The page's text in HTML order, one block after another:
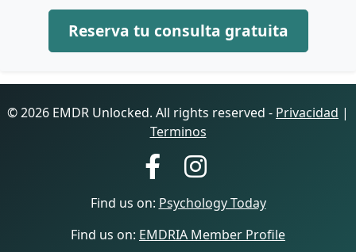
Reserva tu consulta gratuita
© 2026 EMDR Unlocked. All rights reserved - Privacidad |
Terminos
Find us on: Psychology Today
Find us on: EMDRIA Member Profile